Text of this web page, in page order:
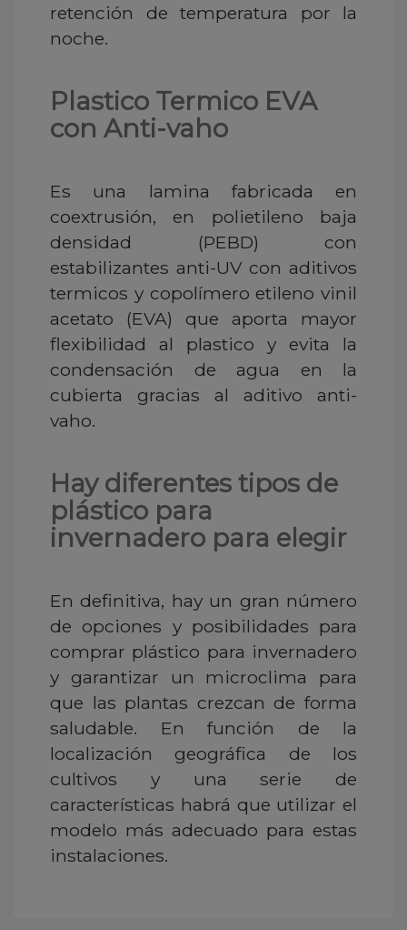
retención de temperatura por la
noche.
Plastico Termico EVA
con Anti-vaho
Es una lamina fabricada en
coextrusión, en polietileno baja
densidad (PEBD) con
estabilizantes anti-UV con aditivos
termicos y copolímero etileno vinil
acetato (EVA) que aporta mayor
flexibilidad al plastico y evita la
condensación de agua en la
cubierta gracias al aditivo anti-
vaho.
Hay diferentes tipos de
plástico para
invernadero para elegir
En definitiva, hay un gran número
de opciones y posibilidades para
comprar plástico para invernadero
y garantizar un microclima para
que las plantas crezcan de forma
saludable. En función de la
localización geográfica de los
cultivos y una serie de
características habrá que utilizar el
modelo más adecuado para estas
instalaciones.